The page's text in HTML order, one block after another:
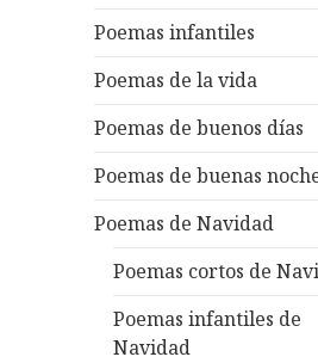
Poemas infantiles
Poemas de la vida
Poemas de buenos días
Poemas de buenas
Poemas de Navidad
Poemas cortos de
Poemas infantiles de
Navidad